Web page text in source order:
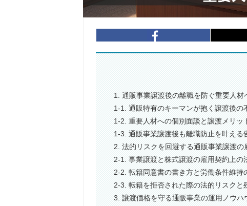
1. 通販事業譲渡後の離職を防ぐ重要人材
1-1. 通販特有のキーマンが抱く譲渡後の
1-2. 重要人材への個別面談と譲渡メリッ
1-3. 通販事業譲渡後も離職防止を叶える
2. 法的リスクを回避する通販事業譲渡の
2-1. 事業譲渡と株式譲渡の雇用契約上の
2-2. 転籍同意書の書き方と労働条件維持
2-3. 転籍を拒否された際の法的リスクと
3. 譲渡価格を守る通販事業の運用ノウハ